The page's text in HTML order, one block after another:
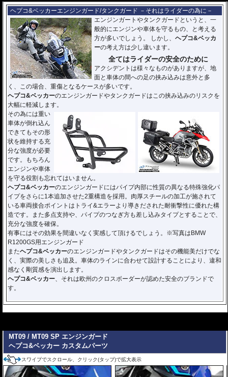
ヘプコ&ベッカーエンジンガード/タンクガード －それはライダーの為に－
エンジンガートやタンクガードというと、一
般的にエンジンや車体を守るもの、と考える
方が多いでしょう。 しかし、ヘプコ&ベッカ
ーの考え方は少し違います。
全てはライダーの安全のために
アクシデントは様々なものがありますが、地
面と車体の間への足の挟み込みは意外と多
く、この場合、重傷となるケースが多いです。
ヘプコ&ベッカーのエンジンガードやタンクガードはこの挟み込みのリスクを
大幅に軽減します。
その為には重い
車体が倒れ込ん
できてもその形
状を維持する充
分な強度が必要
です。もちろん
エンジンや車体
を守る役割も忘れてはいません。
ヘプコ&ベッカーのエンジンガードにはパイプ内部に性質の異なる特殊強化パ
イプをさらに1本追加させた2重構造を採用。肉厚スチールの加工が施されて
いる車両接合ポイントはトライ&エラーより導きだされた耐衝撃性に優れた構
造です。また多点支持や、パイプのつなぎ方も差し込みタイプとすることで、
充分な強度を確保。
有事にはその効果を間違いなく実感して頂けるでしょう。※写真はBMW
R1200GS用エンジンガード
またヘプコ&ベッカーのエンジンガードやタンクガードはその機能美だけでな
く、実際の美しさも追及。車体のラインに合わせて設計することにより、違和
感なく剛質感を演出します。
ヘプコ&ベッカー、それは欧州のクロスボーダーが認めた安全のブランドで
す。
MT09 / MT09 SP エンジンガード
ヘプコ&ベッカー カスタムパーツ
スワイプでスクロール、クリック(タップ)で拡大表示